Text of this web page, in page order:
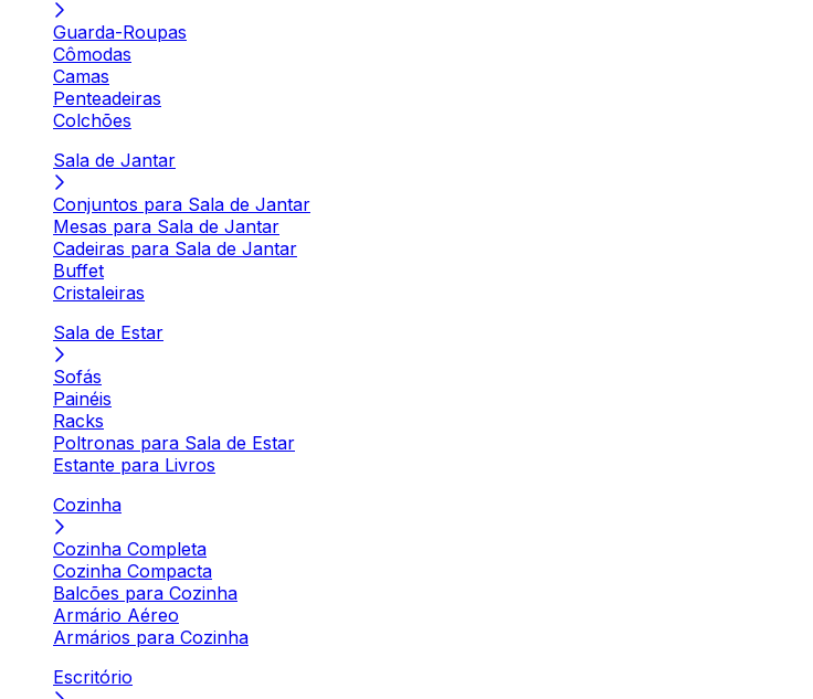
Guarda-Roupas
Cômodas
Camas
Penteadeiras
Colchões
Sala de Jantar
Conjuntos para Sala de Jantar
Mesas para Sala de Jantar
Cadeiras para Sala de Jantar
Buffet
Cristaleiras
Sala de Estar
Sofás
Painéis
Racks
Poltronas para Sala de Estar
Estante para Livros
Cozinha
Cozinha Completa
Cozinha Compacta
Balcões para Cozinha
Armário Aéreo
Armários para Cozinha
Escritório